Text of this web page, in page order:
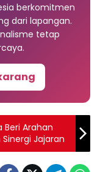
berkomitmen
dari lapangan.
tetap
Beri Arahan
Jajaran